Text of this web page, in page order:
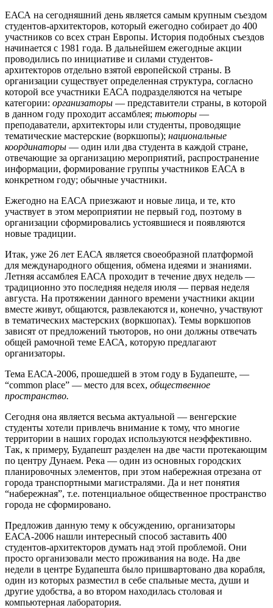
ЕАСА на сегодняшний день является самым крупным съездом
студентов-архитекторов, который ежегодно собирает до 400
участников со всех стран Европы. История подобных съездов
начинается с 1981 года. В дальнейшем ежегодные акции
проводились по инициативе и силами студентов-
архитекторов отдельно взятой европейской страны. В
организации существует определенная структура, согласно
которой все участники ЕАСА подразделяются на четыре
категории: организаторы — представители страны, в которой
в данном году проходит ассамблея; тьюторы —
преподаватели, архитекторы или студенты, проводящие
тематические мастерские (воркшопы); национальные
координаторы — один или два студента в каждой стране,
отвечающие за организацию мероприятий, распространение
информации, формирование группы участников ЕАСА в
конкретном году; обычные участники.
Ежегодно на ЕАСА приезжают и новые лица, и те, кто
участвует в этом мероприятии не первый год, поэтому в
организации сформировались устоявшиеся и появляются
новые традиции.
Итак, уже 26 лет ЕАСА является своеобразной платформой
для международного общения, обмена идеями и знаниями.
Летняя ассамблея ЕАСА проходит в течение двух недель —
традиционно это последняя неделя июля — первая неделя
августа. На протяжении данного времени участники акции
вместе живут, общаются, развлекаются и, конечно, участвуют
в тематических мастерских (воркшопах). Темы воркшопов
зависят от предложений тьюторов, но они должны отвечать
общей рамочной теме ЕАСА, которую предлагают
организаторы.
Тема ЕАСА-2006, прошедшей в этом году в Будапеште, —
“common place” — место для всех, общественное
пространство.
Сегодня она является весьма актуальной — венгерские
студенты хотели привлечь внимание к тому, что многие
территории в наших городах используются неэффективно.
Так, к примеру, Будапешт разделен на две части протекающим
по центру Дунаем. Река — один из основных городских
планировочных элементов, при этом набережная отрезана от
города транспортными магистралями. Да и нет понятия
“набережная”, т.е. потенциальное общественное пространство
города не сформировано.
Предложив данную тему к обсуждению, организаторы
ЕАСА-2006 нашли интересный способ заставить 400
студентов-архитекторов думать над этой проблемой. Они
просто организовали место проживания на воде. На две
недели в центре Будапешта было пришвартовано два корабля,
один из которых разместил в себе спальные места, души и
другие удобства, а во втором находилась столовая и
компьютерная лаборатория.